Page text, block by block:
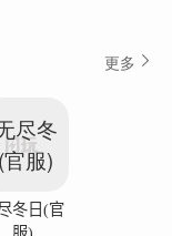
略并放松。
Toilet的史
更多
冬日(官